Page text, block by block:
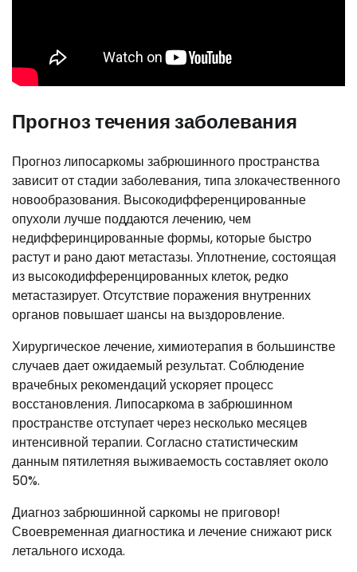
Прогноз течения заболевания
Прогноз липосаркомы забрюшинного пространства
зависит от стадии заболевания, типа злокачественного
новообразования. Высокодифференцированные
опухоли лучше поддаются лечению, чем
недифферинцированные формы, которые быстро
растут и рано дают метастазы. Уплотнение, состоящая
из высокодифференцированных клеток, редко
метастазирует. Отсутствие поражения внутренних
органов повышает шансы на выздоровление.
Хирургическое лечение, химиотерапия в большинстве
случаев дает ожидаемый результат. Соблюдение
врачебных рекомендаций ускоряет процесс
восстановления. Липосаркома в забрюшинном
пространстве отступает через несколько месяцев
интенсивной терапии. Согласно статистическим
данным пятилетняя выживаемость составляет около
50%.
Диагноз забрюшинной саркомы не приговор!
Своевременная диагностика и лечение снижают риск
летального исхода.